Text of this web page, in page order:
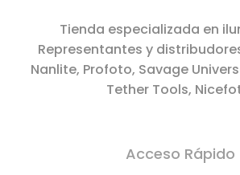
Tienda especializada en
Representantes y
Nanlite, Profoto, Savage
Tether Tools,
Acceso Rápido